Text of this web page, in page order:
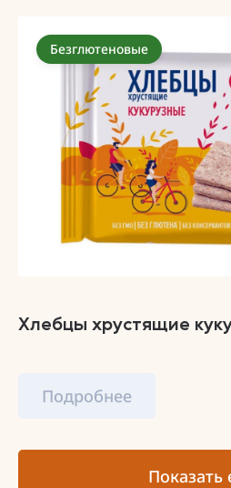
Безглютеновые
Хлебцы хрустящие
Подробнее
Показать